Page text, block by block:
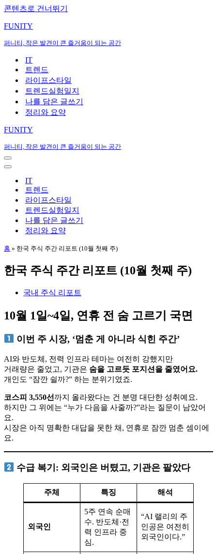
콘텐츠로 건너뛰기
FUNITY
퍼니티, 작은 발견이 큰 즐거움이 되는 공간
IT
트렌드
라이프스타일
트렌드실험일지
나를 담은 글쓰기
정리와 요약
FUNITY
퍼니티, 작은 발견이 큰 즐거움이 되는 공간
내
비
내
IT
트렌드
라이프스타일
트렌드실험일지
나를 담은 글쓰기
정리와 요약
홈 » 한국 주식 주간 리포트 (10월 첫째 주)
한국 주식 주간 리포트 (10월 첫째 주)
국내 주식 리포트
10월 1일~4일, 연휴 전 숨 고르기 국면
이번 주 시장, ‘멈춘 게 아니라 식힌 주간’
AI와 반도체, 전력 인프라 테마는 여전히 강했지만
거래량은 줄었고, 기관은 숨을 고르듯 포지션을 줄였어요.
개인도 “잠깐 쉴까?” 하는 분위기였죠.
코스피 3,550선 까지 올라왔다는 건 분명 대단한 성취예요.
하지만 그 위에는 “누가 다음을 사줄까?”라는 질문이 남았어
요.
시장은 아직 명확한 대답을 못한 채, 연휴로 잠깐 멈춘 셈이에
요.
수급 복기: 외국인은 버텼고, 기관은 팔았다
주체 특징 해석
외국인
5주 연속 순매
수. 반도체·전
력 인프라 중
심.
“AI 랠리의 주
인공은 여전히
외국인이다.”